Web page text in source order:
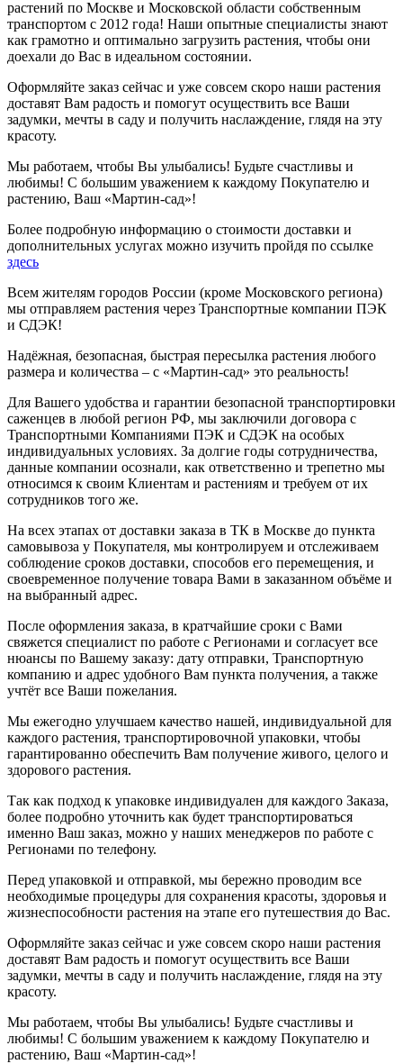
растений по Москве и Московской области собственным
транспортом с 2012 года! Наши опытные специалисты знают
как грамотно и оптимально загрузить растения, чтобы они
доехали до Вас в идеальном состоянии.
Оформляйте заказ сейчас и уже совсем скоро наши растения
доставят Вам радость и помогут осуществить все Ваши
задумки, мечты в саду и получить наслаждение, глядя на эту
красоту.
Мы работаем, чтобы Вы улыбались! Будьте счастливы и
любимы! С большим уважением к каждому Покупателю и
растению, Ваш «Мартин-сад»!
Более подробную информацию о стоимости доставки и
дополнительных услугах можно изучить пройдя по ссылке
здесь
Всем жителям городов России (кроме Московского региона)
мы отправляем растения через Транспортные компании ПЭК
и СДЭК!
Надёжная, безопасная, быстрая пересылка растения любого
размера и количества – с «Мартин-сад» это реальность!
Для Вашего удобства и гарантии безопасной транспортировки
саженцев в любой регион РФ, мы заключили договора с
Транспортными Компаниями ПЭК и СДЭК на особых
индивидуальных условиях. За долгие годы сотрудничества,
данные компании осознали, как ответственно и трепетно мы
относимся к своим Клиентам и растениям и требуем от их
сотрудников того же.
На всех этапах от доставки заказа в ТК в Москве до пункта
самовывоза у Покупателя, мы контролируем и отслеживаем
соблюдение сроков доставки, способов его перемещения, и
своевременное получение товара Вами в заказанном объёме и
на выбранный адрес.
После оформления заказа, в кратчайшие сроки с Вами
свяжется специалист по работе с Регионами и согласует все
нюансы по Вашему заказу: дату отправки, Транспортную
компанию и адрес удобного Вам пункта получения, а также
учтёт все Ваши пожелания.
Мы ежегодно улучшаем качество нашей, индивидуальной для
каждого растения, транспортировочной упаковки, чтобы
гарантированно обеспечить Вам получение живого, целого и
здорового растения.
Так как подход к упаковке индивидуален для каждого Заказа,
более подробно уточнить как будет транспортироваться
именно Ваш заказ, можно у наших менеджеров по работе с
Регионами по телефону.
Перед упаковкой и отправкой, мы бережно проводим все
необходимые процедуры для сохранения красоты, здоровья и
жизнеспособности растения на этапе его путешествия до Вас.
Оформляйте заказ сейчас и уже совсем скоро наши растения
доставят Вам радость и помогут осуществить все Ваши
задумки, мечты в саду и получить наслаждение, глядя на эту
красоту.
Мы работаем, чтобы Вы улыбались! Будьте счастливы и
любимы! С большим уважением к каждому Покупателю и
растению, Ваш «Мартин-сад»!